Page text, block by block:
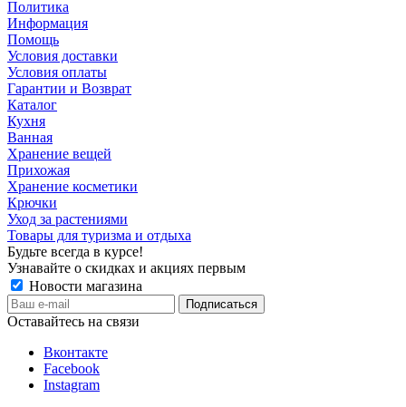
Политика
Информация
Помощь
Условия доставки
Условия оплаты
Гарантии и Возврат
Каталог
Кухня
Ванная
Хранение вещей
Прихожая
Хранение косметики
Крючки
Уход за растениями
Товары для туризма и отдыха
Будьте всегда в курсе!
Узнавайте о скидках и акциях первым
Новости магазина
Оставайтесь на связи
Вконтакте
Facebook
Instagram